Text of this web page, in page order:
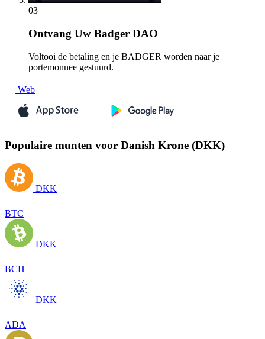
03
Ontvang Uw Badger DAO
Voltooi de betaling en je BADGER worden naar je
portemonnee gestuurd.
Web
Populaire munten voor Danish Krone (DKK)
DKK
BTC
DKK
BCH
DKK
ADA